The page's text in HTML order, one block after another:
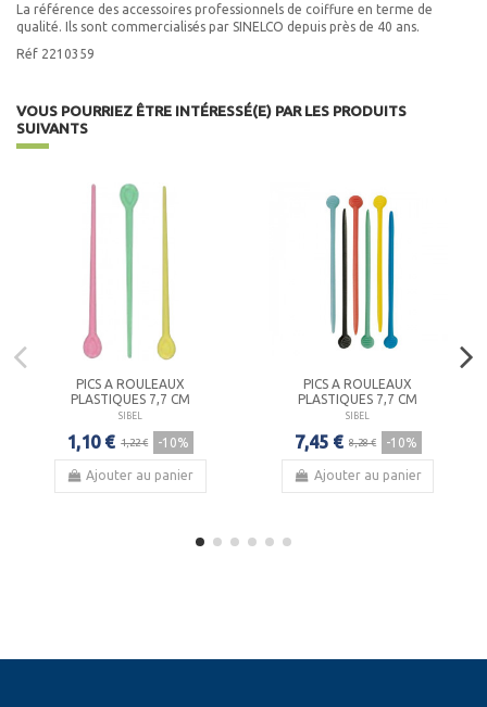
La référence des accessoires professionnels de coiffure en terme de
qualité. Ils sont commercialisés par SINELCO depuis près de 40 ans.
Réf 2210359
VOUS POURRIEZ ÊTRE INTÉRESSÉ(E) PAR LES PRODUITS
SUIVANTS
PICS A ROULEAUX
PLASTIQUES 7,7 CM
SIBEL
1,10 € 1,22 € -10%
Ajouter au panier
PICS A ROULEAUX
PLASTIQUES 7,7 CM
SIBEL
7,45 € 8,28 € -10%
Ajouter au panier